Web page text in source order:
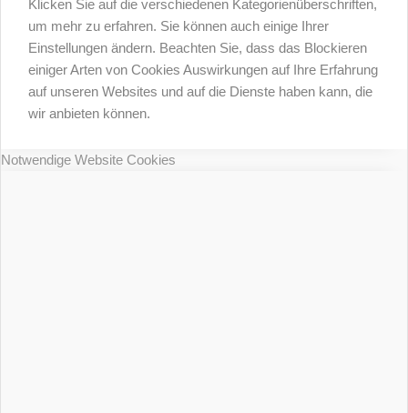
Klicken Sie auf die verschiedenen Kategorienüberschriften,
um mehr zu erfahren. Sie können auch einige Ihrer
Einstellungen ändern. Beachten Sie, dass das Blockieren
einiger Arten von Cookies Auswirkungen auf Ihre Erfahrung
auf unseren Websites und auf die Dienste haben kann, die
wir anbieten können.
Notwendige Website Cookies